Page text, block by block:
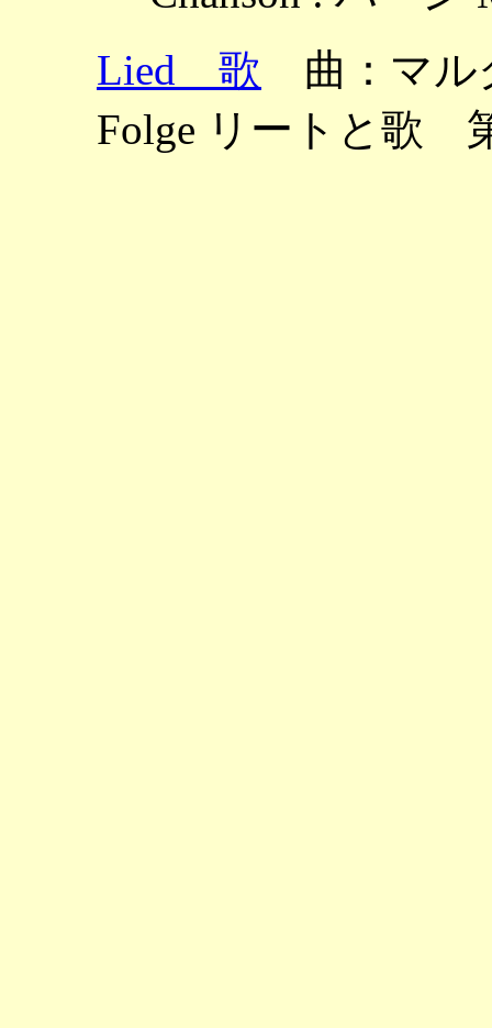
Lied 歌 曲：マル
Folge リートと歌